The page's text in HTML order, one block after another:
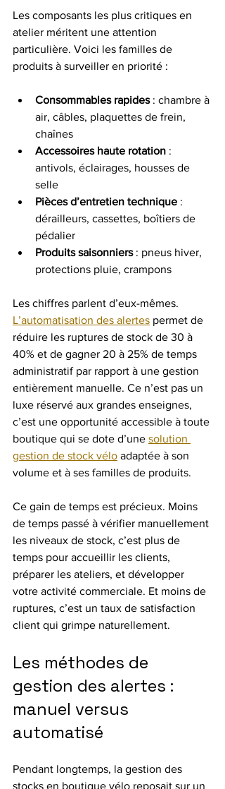
Les composants les plus critiques en
atelier méritent une attention
particulière. Voici les familles de
produits à surveiller en priorité :
Consommables rapides : chambre à
air, câbles, plaquettes de frein,
chaînes
Accessoires haute rotation :
antivols, éclairages, housses de
selle
Pièces d’entretien technique :
dérailleurs, cassettes, boîtiers de
pédalier
Produits saisonniers : pneus hiver,
protections pluie, crampons
Les chiffres parlent d’eux-mêmes.
L’automatisation des alertes permet de
réduire les ruptures de stock de 30 à
40% et de gagner 20 à 25% de temps
administratif par rapport à une gestion
entièrement manuelle. Ce n’est pas un
luxe réservé aux grandes enseignes,
c’est une opportunité accessible à toute
boutique qui se dote d’une solution
gestion de stock vélo adaptée à son
volume et à ses familles de produits.
Ce gain de temps est précieux. Moins
de temps passé à vérifier manuellement
les niveaux de stock, c’est plus de
temps pour accueillir les clients,
préparer les ateliers, et développer
votre activité commerciale. Et moins de
ruptures, c’est un taux de satisfaction
client qui grimpe naturellement.
Les méthodes de
gestion des alertes :
manuel versus
automatisé
Pendant longtemps, la gestion des
stocks en boutique vélo reposait sur un